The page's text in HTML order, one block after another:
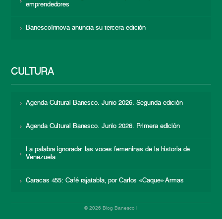
emprendedores
BanescoInnova anuncia su tercera edición
CULTURA
Agenda Cultural Banesco. Junio 2026. Segunda edición
Agenda Cultural Banesco. Junio 2026. Primera edición
La palabra ignorada: las voces femeninas de la historia de
Venezuela
Caracas 455: Café rajatabla, por Carlos «Caque» Armas
© 2026 Blog Banesco |